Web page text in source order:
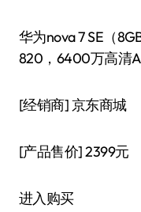
华为nova 7 SE（
820，6400万高清
[经销商]京东商城
[产品售价]2399元
进入购买